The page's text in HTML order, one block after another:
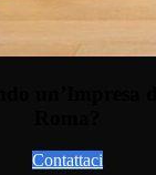
Contattaci